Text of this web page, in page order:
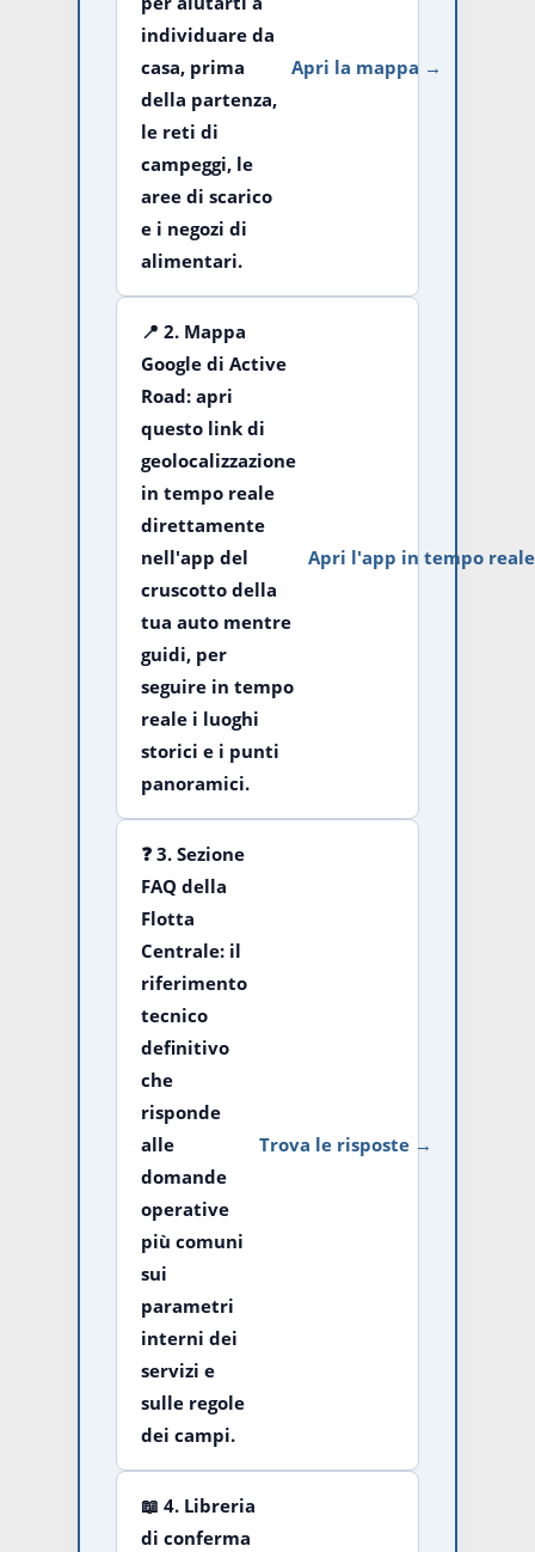
individuare da
casa, prima
della partenza,
le reti di
campeggi, le
aree di scarico
e i negozi di
alimentari.
Apri la mappa →
📍 2. Mappa
Google di Active
Road:apri
questo link di
geolocalizzazione
in tempo reale
direttamente
nell'app del
cruscotto della
tua auto mentre
guidi, per
seguire in tempo
reale i luoghi
storici e i punti
panoramici.
Apri l'app in tempo
❓ 3. Sezione
FAQ della
Flotta
Centrale:il
riferimento
tecnico
definitivo
che
risponde
alle
domande
operative
più comuni
sui
parametri
interni dei
servizi e
sulle regole
dei campi.
Trova le risposte →
📖 4. Libreria
di conferma